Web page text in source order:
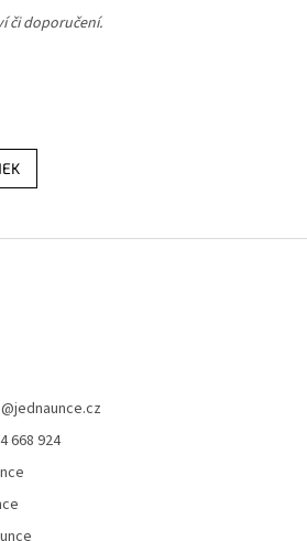
či doporučení.
@jednaunce.cz
668 924